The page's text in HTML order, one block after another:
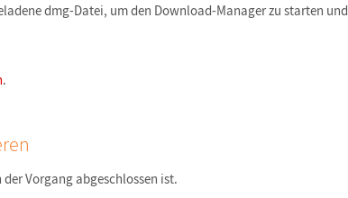
dmg-Datei, um den Download-Manager zu starten und
.
Vorgang abgeschlossen ist.